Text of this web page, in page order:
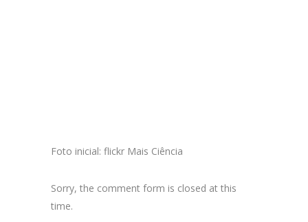
Foto inicial: flickr Mais Ciência
Sorry, the comment form is closed at this
time.